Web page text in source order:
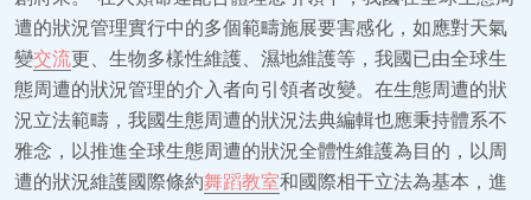
遭的狀況管理實行中的多個範疇施展要害感化，如應對天氣
變交流更、生物多樣性維護、濕地維護等，我國已由全球生
態周遭的狀況管理的介入者向引領者改變。在生態周遭的狀
況立法範疇，我國生態周遭的狀況法典編輯也應秉持體系不
雅念，以推進全球生態周遭的狀況全體性維護為目的，以周
遭的狀況維護國際條約舞蹈教室和國際相干立法為基本，進